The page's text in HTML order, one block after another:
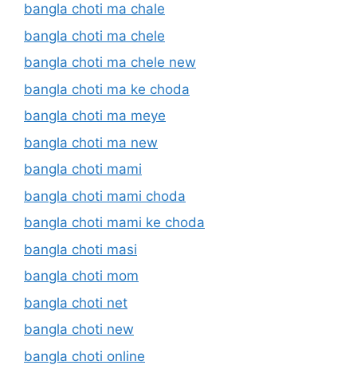
bangla choti ma chale
bangla choti ma chele
bangla choti ma chele new
bangla choti ma ke choda
bangla choti ma meye
bangla choti ma new
bangla choti mami
bangla choti mami choda
bangla choti mami ke choda
bangla choti masi
bangla choti mom
bangla choti net
bangla choti new
bangla choti online